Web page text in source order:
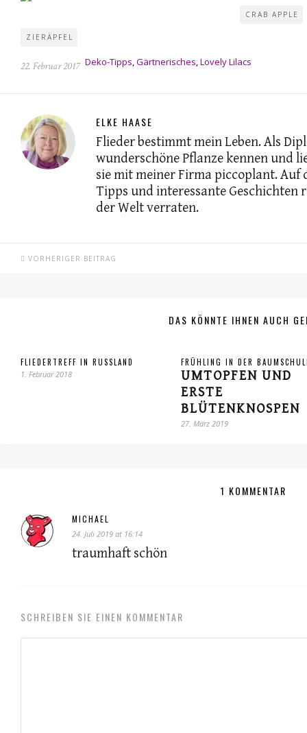
CRAB APPLE
ZIERÄPFEL
22. Februar 2017 Deko-Tipps,Gärtnerisches,Lovely Lilacs
ELKE HAASE
Flieder bestimmt mein Leben. Als
wunderschöne Pflanze kennen und
sie mit meiner Firma piccoplant. Auf
Tipps und interessante Geschichten
der Welt verraten.
VORHERIGER BEITRAG
DAS KÖNNTE IHNEN AUCH
FLIEDERTREFF IN RUSSLAND
1. Februar 2018
FRÜHLING IN DER
UMTOPFEN UND
ERSTE
BLÜTENKNOSPEN
27. März 2019
1 KOMMENTAR
MICHAEL
24. Juli 2019 at 16:14
traumhaft schön
SCHREIBEN SIE EINEN KOMMENTAR